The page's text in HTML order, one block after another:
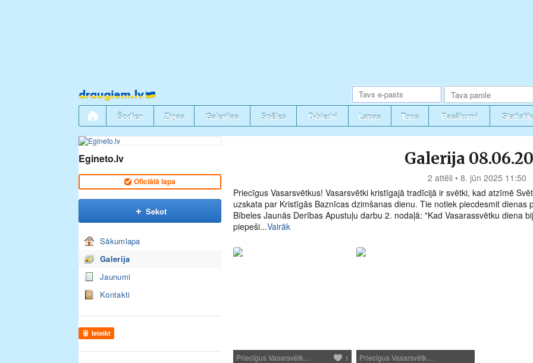
Pāriet
uz
saturu
Šodien Ziņas Galerijas Spēles D-biedri Lapas Tops Pasākumi
Egineto.lv
Oficiālā lapa
Sekot
Sākumlapa
Galerija
Jaunumi
Kontakti
Ieteikt
Galerija
2 attēli • 8. jūn 2025 11:50
Priecīgus Vasarsvētkus! Vasarsvētki kristīgajā tradīcijā ir svētki, kad atzīmē
uzskata par Kristīgās Baznīcas dzimšanas dienu. Tie notiek piecdesmit
Bībeles Jaunās Derības Apustuļu darbu 2. nodaļā: "Kad Vasarassvētku diena
piepeši...Vairāk
Priecīgus Vasarsvētk… 1 Priecīgus Vasarsvētk…